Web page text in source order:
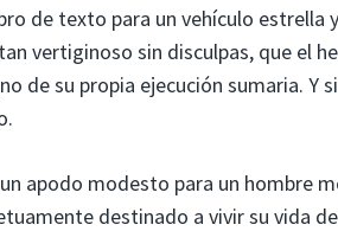
de texto para un vehículo estrella
vertiginoso sin disculpas, que el
de su propia ejecución sumaria. Y
apodo modesto para un hombre
destinado a vivir su vida